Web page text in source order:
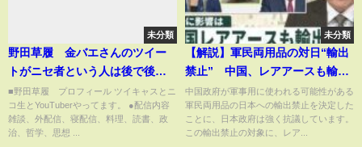
未分類
野田草履 金バエさんのツイー
トがニセ者という人は後で後悔
するなよ 2024年11月17日放送
■野田草履 プロフィール ツイキャスとニ
コ生とYouTuberやってます。 ●配信内容
雑談、外配信、寝配信、料理、読書、政
治、哲学、思想 ...
未分類
【解説】軍民両用品の対日“輸出
禁止” 中国、レアアースも輸出
規制か…生活に影響は
中国政府が軍事用に使われる可能性がある
軍民両用品の日本への輸出禁止を決定した
ことに、日本政府は強く抗議しています。
この輸出禁止の対象に、レア...